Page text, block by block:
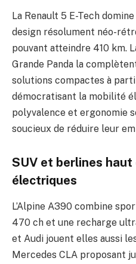
La Renault 5 E-Tech
design résolument néo-
pouvant atteindre 410 km.
Grande Panda la
solutions compactes à
démocratisant la mobilité
polyvalence et ergonomie
soucieux de réduire leur
SUV et berlines haut
électriques
L’Alpine A390 combine
470 ch et une recharge
et Audi jouent elles aussi
Mercedes CLA proposant